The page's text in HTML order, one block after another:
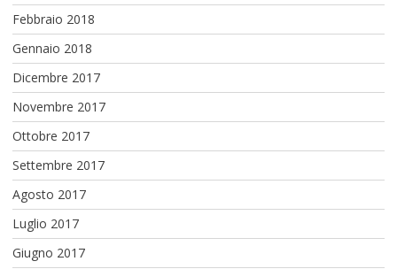
Febbraio 2018
Gennaio 2018
Dicembre 2017
Novembre 2017
Ottobre 2017
Settembre 2017
Agosto 2017
Luglio 2017
Giugno 2017